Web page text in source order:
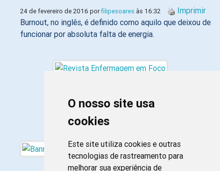
O nosso site usa
cookies
Este site utiliza cookies e outras
tecnologias de rastreamento para
melhorar sua experiência de
24 de fevereiro de 2016 porfilipesoares às 16:32
Imprimir
Burnout, no inglês, é definido como aquilo que deixou de
funcionar por absoluta falta de energia.